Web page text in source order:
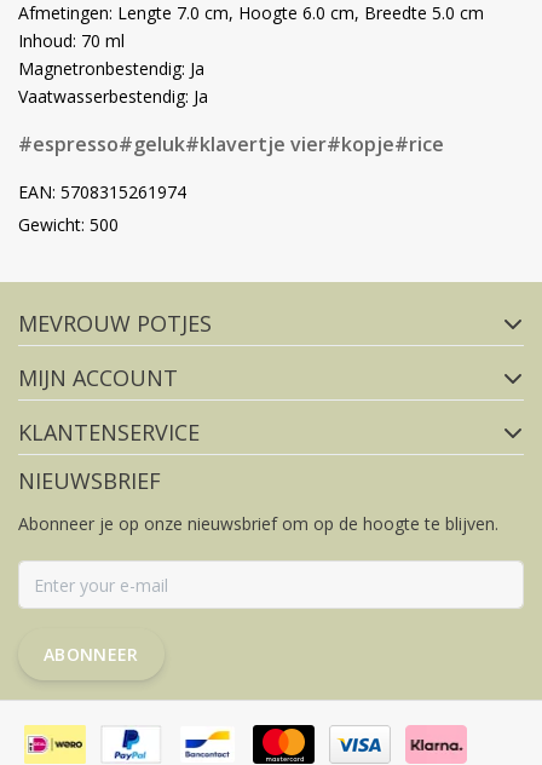
Afmetingen: Lengte 7.0 cm, Hoogte 6.0 cm, Breedte 5.0 cm
Inhoud: 70 ml
Magnetronbestendig: Ja
Vaatwasserbestendig: Ja
#espresso#geluk#klavertje vier#kopje#rice
EAN: 5708315261974
Gewicht: 500
Volg ons op social media
FACEBOOK
MEVROUW POTJES
MIJN ACCOUNT
KLANTENSERVICE
NIEUWSBRIEF
Abonneer je op onze nieuwsbrief om op de hoogte te blijven.
ABONNEER